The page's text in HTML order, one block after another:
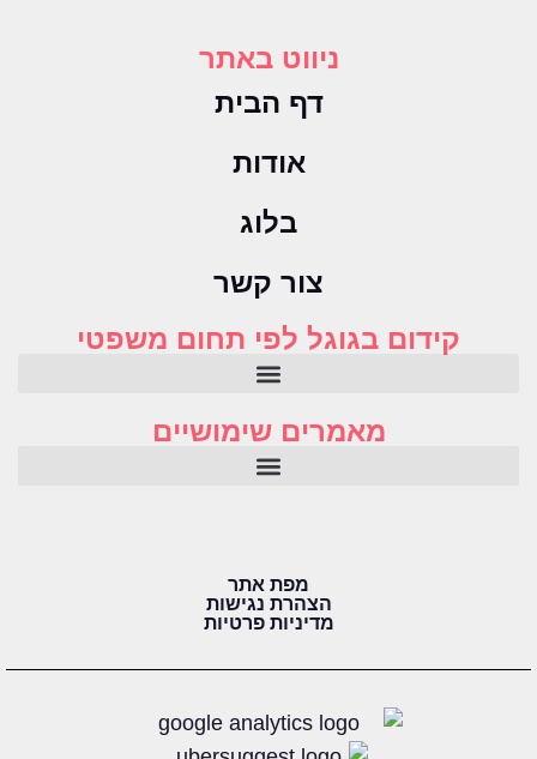
ניווט באתר
דף הבית
אודות
בלוג
צור קשר
קידום בגוגל לפי תחום משפטי
מאמרים שימושיים
מפת אתר
הצהרת נגישות
מדיניות פרטיות